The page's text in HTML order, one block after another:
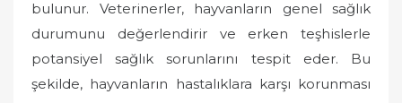
bulunur. Veterinerler, hayvanların genel sağlık
durumunu değerlendirir ve erken teşhislerle
potansiyel sağlık sorunlarını tespit eder. Bu
şekilde, hayvanların hastalıklara karşı korunması